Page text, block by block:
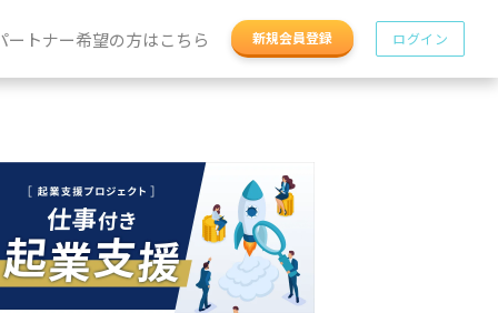
ートナー希望の方はこちら 新規会員登録 ログイン